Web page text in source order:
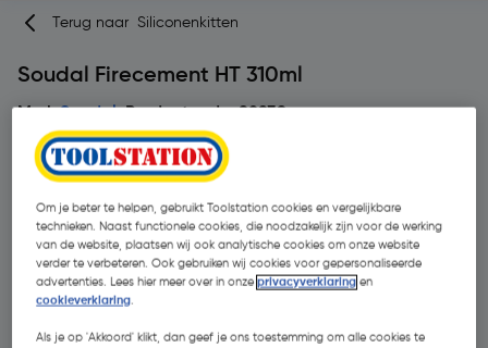
Terug naar Siliconenkitten
Soudal Firecement HT 310ml
MerkSoudal Productcode: 98939
Om je beter te helpen, gebruikt Toolstation cookies en vergelijkbare
technieken. Naast functionele cookies, die noodzakelijk zijn voor de werking
van de website, plaatsen wij ook analytische cookies om onze website
verder te verbeteren. Ook gebruiken wij cookies voor gepersonaliseerde
advertenties. Lees hier meer over in onzeprivacyverklaring en
cookieverklaring.
Als je op 'Akkoord' klikt, dan geef je ons toestemming om alle cookies te